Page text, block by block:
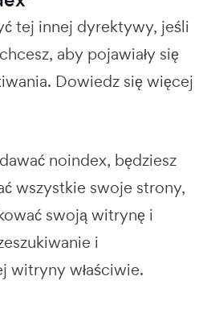
tej innej dyrektywy, jeśli
aby pojawiały się
Dowiedz się więcej
noindex, będziesz
wszystkie swoje strony,
swoją witrynę i
i
witryny właściwie.